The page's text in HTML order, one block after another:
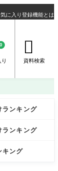
気に入り登録機能とは
0 
資料検索
ランキング
ランキング
キング